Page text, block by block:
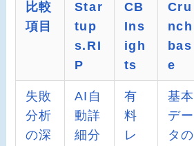
比較
項目
Star
tup
s.RI
P
CB
Ins
igh
ts
Cru
nch
bas
e
失敗
分析
の深
AI自
動詳
細分
有
料
レ
基本
デー
タの